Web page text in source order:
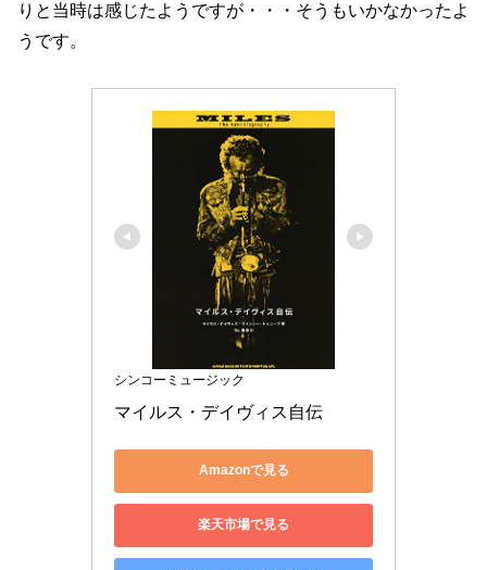
りと当時は感じたようですが・・・そうもいかなかったよ
うです。
シンコーミュージック
マイルス・デイヴィス自伝
Amazonで見る
楽天市場で見る